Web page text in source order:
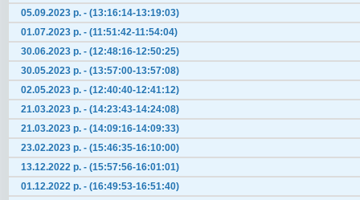
05.09.2023 р. - (13:16:14-13:19:03)
01.07.2023 р. - (11:51:42-11:54:04)
30.06.2023 р. - (12:48:16-12:50:25)
30.05.2023 р. - (13:57:00-13:57:08)
02.05.2023 р. - (12:40:40-12:41:12)
21.03.2023 р. - (14:23:43-14:24:08)
21.03.2023 р. - (14:09:16-14:09:33)
23.02.2023 р. - (15:46:35-16:10:00)
13.12.2022 р. - (15:57:56-16:01:01)
01.12.2022 р. - (16:49:53-16:51:40)